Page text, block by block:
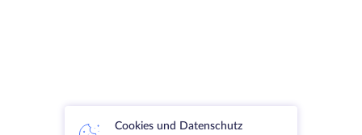
Cookies und Datenschutz